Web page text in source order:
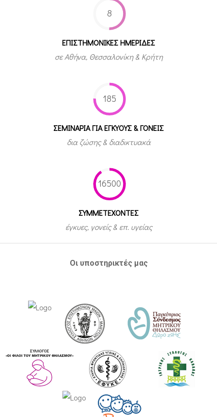
8
ΕΠΙΣΤΗΜΟΝΙΚΕΣ ΗΜΕΡΙΔΕΣ
σε Αθήνα, Θεσσαλονίκη & Κρήτη
185
ΣΕΜΙΝΑΡΙΑ ΓΙΑ ΕΓΚΥΟΥΣ & ΓΟΝΕΙΣ
δια ζώσης & διαδικτυακά
16500
ΣΥΜΜΕΤEΧΟΝΤΕΣ
έγκυες, γονείς & επ. υγείας
Οι υποστηρικτές μας